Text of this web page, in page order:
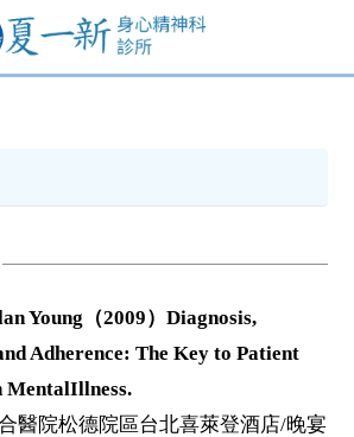
Young（2009）Diagnosis,
Adherence: The Key to Patient
MentalIllness.
醫院松德院區台北喜萊登酒店/晚宴